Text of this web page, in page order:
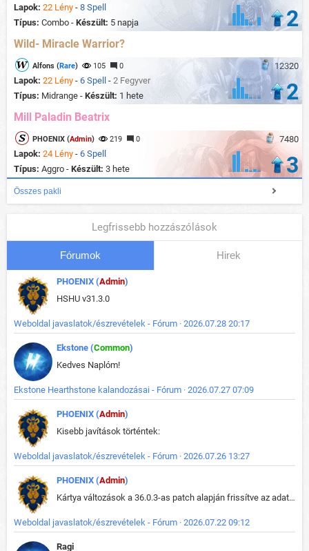
Lapok: 22 Lény - 8 Spell
Típus: Combo - Készült: 5 napja 2
Wild- Miracle Warrior?
12320
Alfons (Rare) 105 0
Lapok: 22 Lény - 6 Spell - 2 Fegyver
Típus: Midrange - Készült: 1 hete 2
Mill Paladin Beatrix
7480
PHOENIX (Admin) 219 0
Lapok: 24 Lény - 6 Spell
Típus: Aggro - Készült: 3 hete 3
Összes pakli
Legfrissebb hozzászólások
Fórumok Hirek
PHOENIX (Admin)
HSHU v31.3.0
Weboldal javaslatok/észrevételek - Fórum · 2026.07.28 20:17
Ekstone (Common)
Kedves Naplóm!
Ekstone Hearthstone kalandozásai - Fórum · 2026.07.27 07:09
PHOENIX (Admin)
Kisebb javítások történtek:
Weboldal javaslatok/észrevételek - Fórum · 2026.07.26 13:27
PHOENIX (Admin)
Kártya változások a 36.0.3-as patch alapján frissítve az adatbázisban (képek is cserélve).
Weboldal javaslatok/észrevételek - Fórum · 2026.07.22 09:12
Ragi